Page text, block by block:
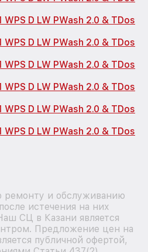
D LW PWash 2.0 & TDos
D LW PWash 2.0 & TDos
D LW PWash 2.0 & TDos
D LW PWash 2.0 & TDos
D LW PWash 2.0 & TDos
D LW PWash 2.0 & TDos
ремонту и обслуживанию
истечения на них
СЦ в Казани является
Предложение цен на
публичной офертой,